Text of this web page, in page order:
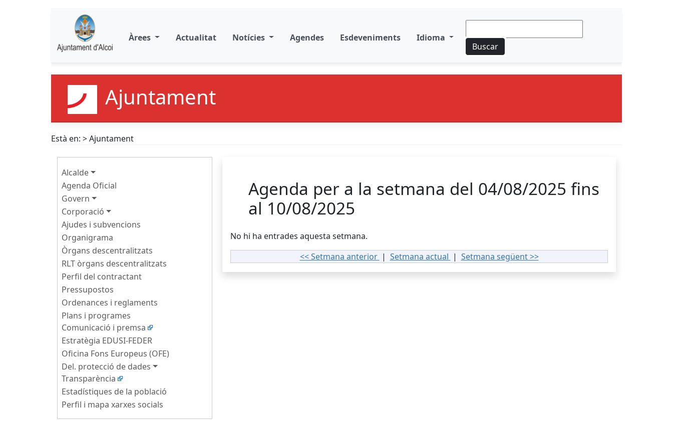
Àrees Actualitat Notícies Agendes Esdeveniments
Idioma
Buscar
Ajuntament
Està en: > Ajuntament
Alcalde
Agenda Oficial
Govern
Corporació
Ajudes i subvencions
Organigrama
Òrgans descentralitzats
RLT òrgans descentralitzats
Perfil del contractant
Pressupostos
Ordenances i reglaments
Plans i programes
Comunicació i premsa
Estratègia EDUSI-FEDER
Oficina Fons Europeus (OFE)
Del. protecció de dades
Transparència
Estadístiques de la població
Perfil i mapa xarxes socials
Agenda per a la setmana del 04/08/2025 fins
al 10/08/2025
No hi ha entrades aquesta setmana.
<< Setmana anterior | Setmana actual | Setmana següent >>